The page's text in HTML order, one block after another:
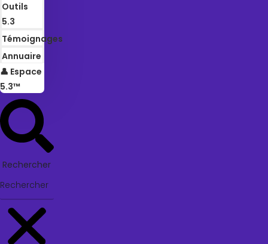
Outils
5.3
Témoignages
Annuaire
👤 Espace
5.3™
Rechercher